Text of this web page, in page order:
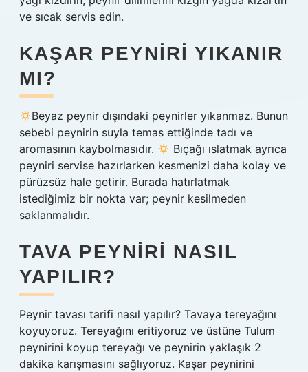
ve sıcak servis edin.
KAŞAR PEYNIRI YIKANIR
MI?
Beyaz peynir dışındaki peynirler yıkanmaz. Bunun
sebebi peynirin suyla temas ettiğinde tadı ve
aromasının kaybolmasıdır.
Bıçağı ıslatmak ayrıca
peyniri servise hazırlarken kesmenizi daha kolay ve
pürüzsüz hale getirir. Burada hatırlatmak
istediğimiz bir nokta var; peynir kesilmeden
saklanmalıdır.
TAVA PEYNIRI NASIL
YAPILIR?
Peynir tavası tarifi nasıl yapılır? Tavaya tereyağını
koyuyoruz. Tereyağını eritiyoruz ve üstüne Tulum
peynirini koyup tereyağı ve peynirin yaklaşık 2
dakika karışmasını sağlıyoruz. Kaşar peynirini